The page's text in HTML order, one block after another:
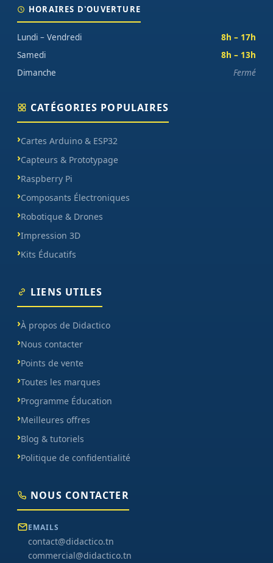
HORAIRES D'OUVERTURE
Lundi – Vendredi
8h – 17h
Samedi
8h – 13h
Dimanche
Fermé
CATÉGORIES POPULAIRES
Cartes Arduino & ESP32
Capteurs & Prototypage
Raspberry Pi
Composants Électroniques
Robotique & Drones
Impression 3D
Kits Éducatifs
LIENS UTILES
À propos de Didactico
Nous contacter
Points de vente
Toutes les marques
Programme Éducation
Meilleures offres
Blog & tutoriels
Politique de confidentialité
NOUS CONTACTER
EMAILS
contact@didactico.tn
commercial@didactico.tn